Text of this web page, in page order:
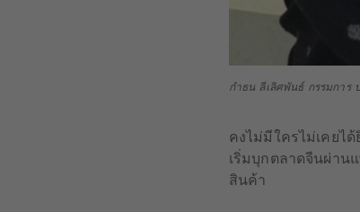
กำธน ลีเลิศพันธ์ กรรมการ
คงไม่มีใครไม่เคย
เริ่มบุกตลาดจีนผ่าน
สินค้า